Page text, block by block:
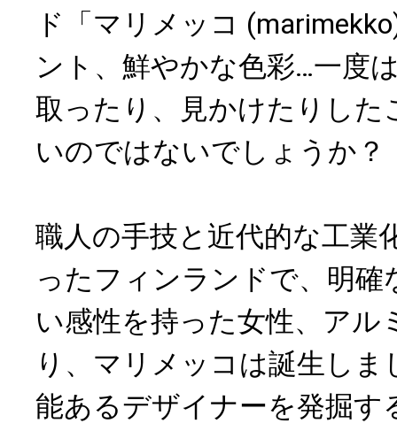
ド「マリメッコ
ント、鮮やかな色彩…一度
取ったり、見かけたりした
いのではないでしょうか？
職人の手技と近代的な工業
ったフィンランドで、明
い感性を持った女性、アル
り、マリメッコは誕生しま
能あるデザイナーを発掘す